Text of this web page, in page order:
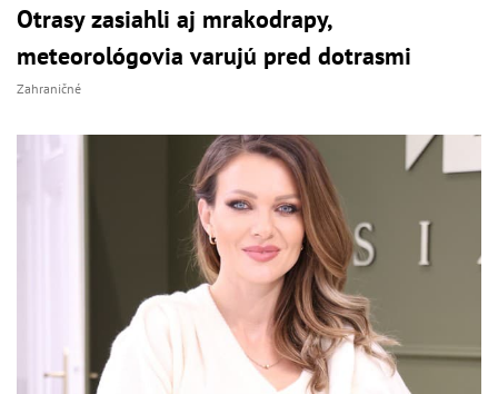
Otrasy zasiahli aj mrakodrapy,
meteorológovia varujú pred dotrasmi
Zahraničné